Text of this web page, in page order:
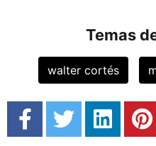
Temas
walter cortés